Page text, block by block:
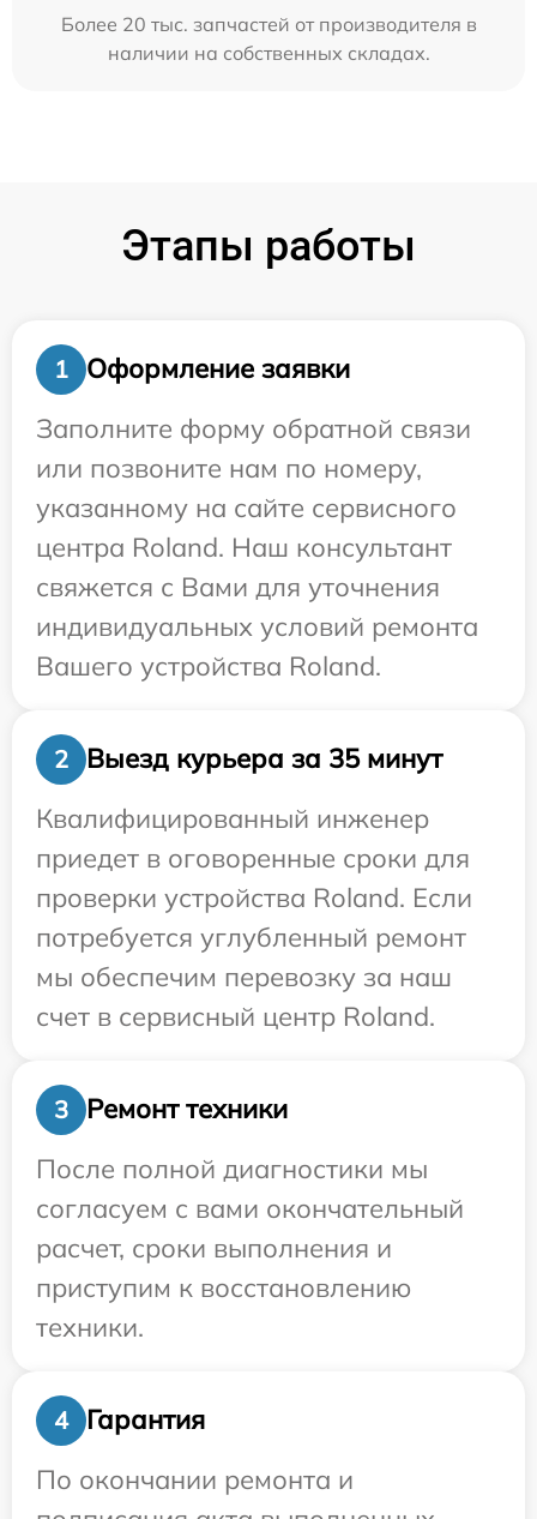
Более 20 тыс. запчастей от производителя в
наличии на собственных складах.
Этапы работы
1
Оформление заявки
Заполните форму обратной связи
или позвоните нам по номеру,
указанному на сайте сервисного
центра Roland. Наш консультант
свяжется с Вами для уточнения
индивидуальных условий ремонта
Вашего устройства Roland.
2
Выезд курьера за 35 минут
Квалифицированный инженер
приедет в оговоренные сроки для
проверки устройства Roland. Если
потребуется углубленный ремонт
мы обеспечим перевозку за наш
счет в сервисный центр Roland.
3
Ремонт техники
После полной диагностики мы
согласуем с вами окончательный
расчет, сроки выполнения и
приступим к восстановлению
техники.
4
Гарантия
По окончании ремонта и